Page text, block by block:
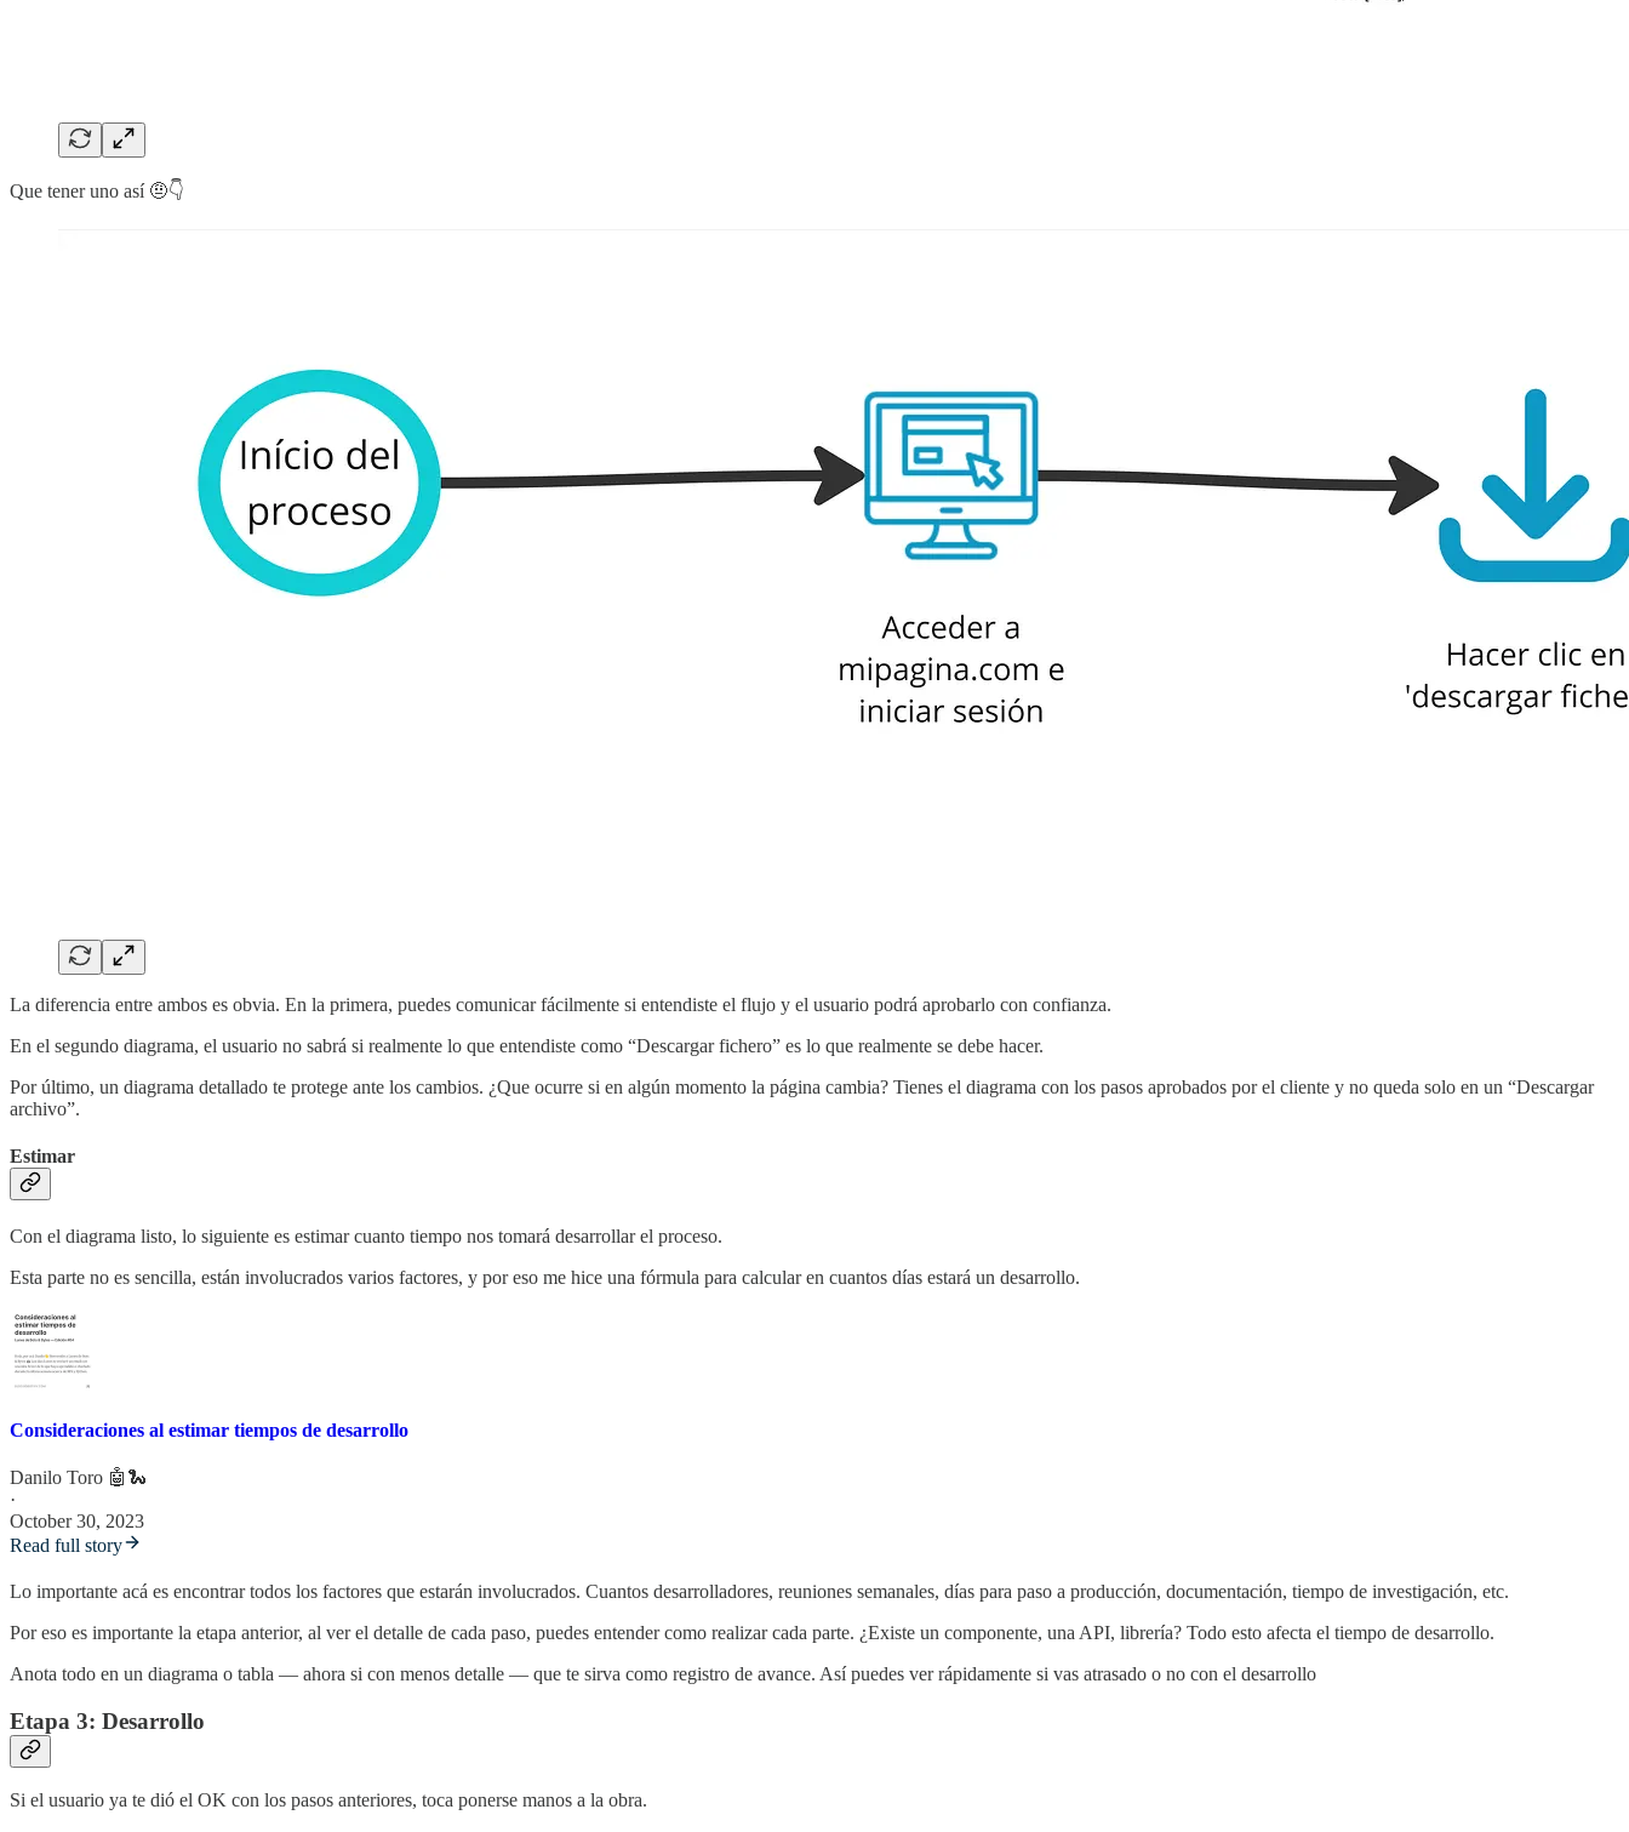
Que tener uno así 🤨👇
La diferencia entre ambos es obvia. En la primera, puedes comunicar fácilmente si entendiste el flujo y el usuario podrá aprobarlo con confianza.
En el segundo diagrama, el usuario no sabrá si realmente lo que entendiste como “Descargar fichero” es lo que realmente se debe hacer.
Por último, un diagrama detallado te protege ante los cambios. ¿Que ocurre si en algún momento la página cambia? Tienes el diagrama con los pasos aprobados por el cliente y no queda solo en un “Descargar
archivo”.
Estimar
Con el diagrama listo, lo siguiente es estimar cuanto tiempo nos tomará desarrollar el proceso.
Esta parte no es sencilla, están involucrados varios factores, y por eso me hice una fórmula para calcular en cuantos días estará un desarrollo.
Consideraciones al estimar tiempos de desarrollo
Danilo Toro 🤖🐍
·
October 30, 2023
Read full story
Lo importante acá es encontrar todos los factores que estarán involucrados. Cuantos desarrolladores, reuniones semanales, días para paso a producción, documentación, tiempo de investigación, etc.
Por eso es importante la etapa anterior, al ver el detalle de cada paso, puedes entender como realizar cada parte. ¿Existe un componente, una API, librería? Todo esto afecta el tiempo de desarrollo.
Anota todo en un diagrama o tabla — ahora si con menos detalle — que te sirva como registro de avance. Así puedes ver rápidamente si vas atrasado o no con el desarrollo
Etapa 3: Desarrollo
Si el usuario ya te dió el OK con los pasos anteriores, toca ponerse manos a la obra.